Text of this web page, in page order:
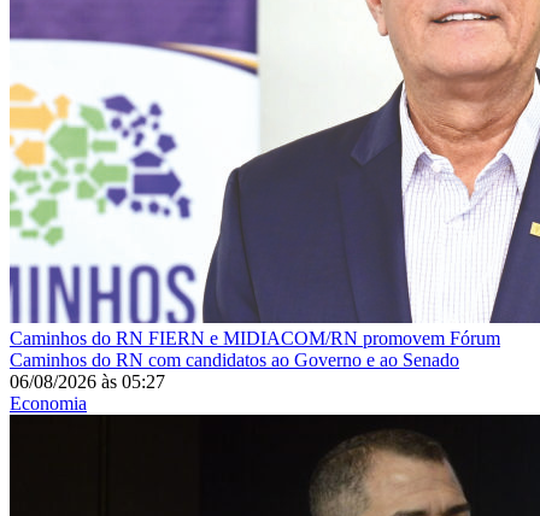
Caminhos do RN FIERN e MIDIACOM/RN promovem Fórum
Caminhos do RN com candidatos ao Governo e ao Senado
06/08/2026 às 05:27
Economia